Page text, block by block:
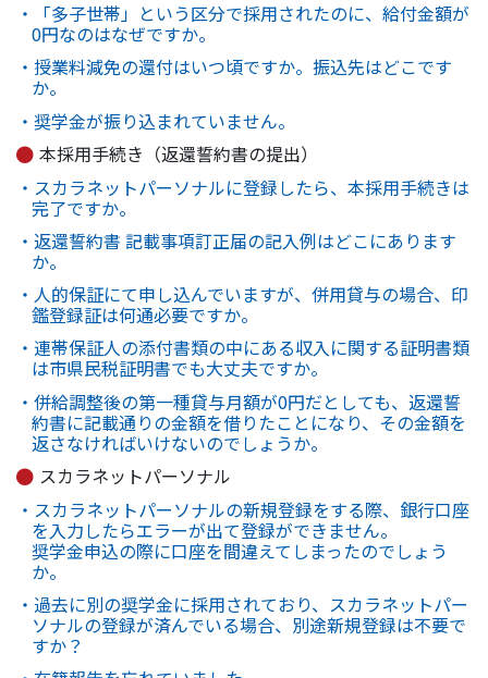
・「多子世帯」という区分で採用されたのに、給付金額が
0円なのはなぜですか。
・授業料減免の還付はいつ頃ですか。振込先はどこです
か。
・奨学金が振り込まれていません。
本採用手続き（返還誓約書の提出）
・スカラネットパーソナルに登録したら、本採用手続きは
完了ですか。
・返還誓約書 記載事項訂正届の記入例はどこにあります
か。
・人的保証にて申し込んでいますが、併用貸与の場合、印
鑑登録証は何通必要ですか。
・連帯保証人の添付書類の中にある収入に関する証明書類
は市県民税証明書でも大丈夫ですか。
・併給調整後の第一種貸与月額が0円だとしても、返還誓
約書に記載通りの金額を借りたことになり、その金額を
返さなければいけないのでしょうか。
スカラネットパーソナル
・スカラネットパーソナルの新規登録をする際、銀行口座
を入力したらエラーが出て登録ができません。
奨学金申込の際に口座を間違えてしまったのでしょう
か。
・過去に別の奨学金に採用されており、スカラネットパー
ソナルの登録が済んでいる場合、別途新規登録は不要で
すか？